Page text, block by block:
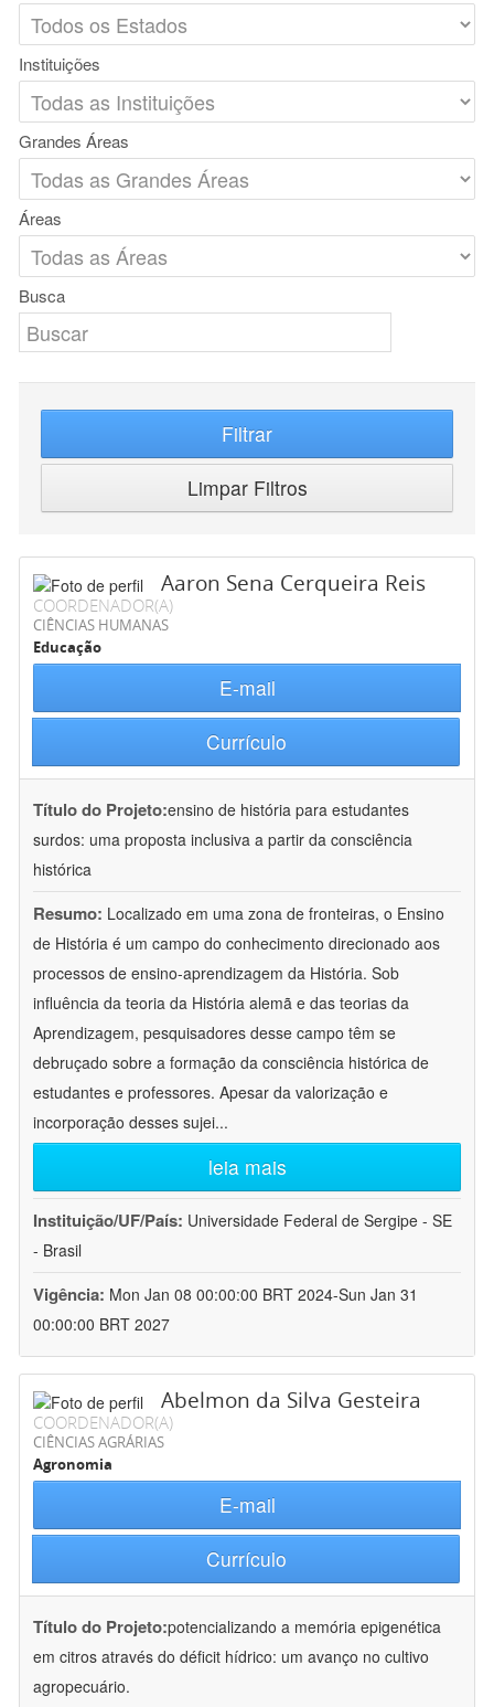
Instituições
Grandes Áreas
Áreas
Busca
Filtrar
Limpar Filtros
Aaron Sena Cerqueira Reis
COORDENADOR(A)
CIÊNCIAS HUMANAS
Educação
E-mail
Currículo
Título do Projeto:ensino de história para estudantes
surdos: uma proposta inclusiva a partir da consciência
histórica
Resumo: Localizado em uma zona de fronteiras, o Ensino
de História é um campo do conhecimento direcionado aos
processos de ensino-aprendizagem da História. Sob
influência da teoria da História alemã e das teorias da
Aprendizagem, pesquisadores desse campo têm se
debruçado sobre a formação da consciência histórica de
estudantes e professores. Apesar da valorização e
incorporação desses sujei...
leia mais
Instituição/UF/País: Universidade Federal de Sergipe - SE
- Brasil
Vigência: Mon Jan 08 00:00:00 BRT 2024-Sun Jan 31
00:00:00 BRT 2027
Abelmon da Silva Gesteira
COORDENADOR(A)
CIÊNCIAS AGRÁRIAS
Agronomia
E-mail
Currículo
Título do Projeto:potencializando a memória epigenética
em citros através do déficit hídrico: um avanço no cultivo
agropecuário.